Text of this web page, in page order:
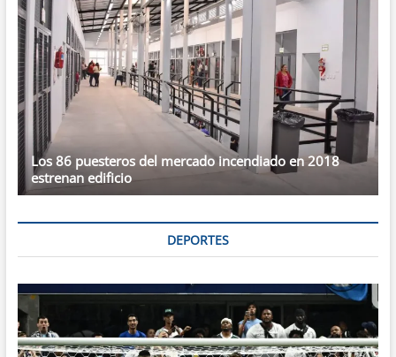
Los 86 puesteros del mercado incendiado en 2018
estrenan edificio
DEPORTES